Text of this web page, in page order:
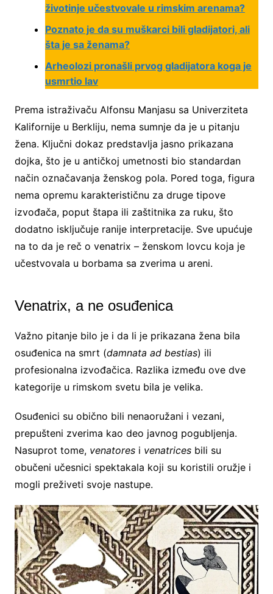
životinje učestvovale u rimskim arenama?
Poznato je da su muškarci bili gladijatori, ali
šta je sa ženama?
Arheolozi pronašli prvog gladijatora koga je
usmrtio lav
Prema istraživaču Alfonsu Manjasu sa Univerziteta
Kalifornije u Berkliju, nema sumnje da je u pitanju
žena. Ključni dokaz predstavlja jasno prikazana
dojka, što je u antičkoj umetnosti bio standardan
način označavanja ženskog pola. Pored toga, figura
nema opremu karakterističnu za druge tipove
izvođača, poput štapa ili zaštitnika za ruku, što
dodatno isključuje ranije interpretacije. Sve upućuje
na to da je reč o venatrix – ženskom lovcu koja je
učestvovala u borbama sa zverima u areni.
Venatrix, a ne osuđenica
Važno pitanje bilo je i da li je prikazana žena bila
osuđenica na smrt (damnata ad bestias) ili
profesionalna izvođačica. Razlika između ove dve
kategorije u rimskom svetu bila je velika.
Osuđenici su obično bili nenaoružani i vezani,
prepušteni zverima kao deo javnog pogubljenja.
Nasuprot tome, venatores i venatrices bili su
obučeni učesnici spektakala koji su koristili oružje i
mogli preživeti svoje nastupe.